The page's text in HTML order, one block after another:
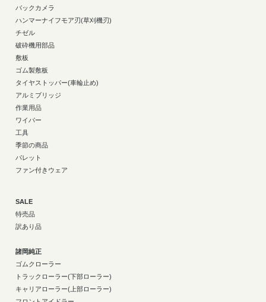
バックカメラ
ハンマーナイフモア刃(草刈機刃)
チゼル
破砕機用部品
敷板
ゴム製敷板
タイヤストッパー(車輪止め)
アルミブリッジ
作業用品
ワイパー
工具
季節の商品
パレット
ファン付きウェア
SALE
特売品
訳あり品
諸岡純正
ゴムクローラー
トラックローラー(下部ローラー)
キャリアローラー(上部ローラー)